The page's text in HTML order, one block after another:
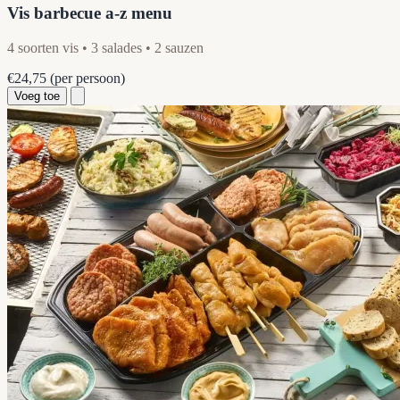
Vis barbecue a-z menu
4 soorten vis • 3 salades • 2 sauzen
€24,75 (per persoon)
Voeg toe